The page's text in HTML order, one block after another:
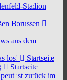
Stadion
Borussen
aus dem
los!
Startseite
Startseite
ist zurück im